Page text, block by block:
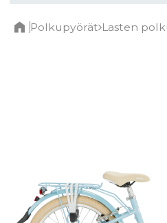
Polkupyörät Lasten